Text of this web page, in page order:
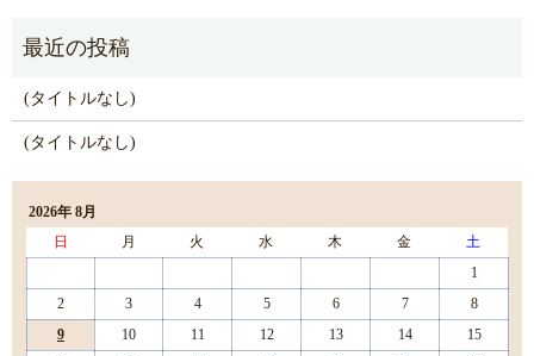
(タイトルなし)
(タイトルなし)
2026年 8月
日
月 火 水 木 金
土
1
2
3 4 5 6 7
8
9
10 11 12 13 14
15